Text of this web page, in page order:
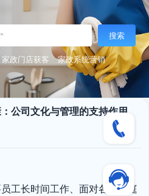
搜索
家政门店获客
家政系统营销
公司文化与管理的支持作用
工长时间工作、面对各种家庭